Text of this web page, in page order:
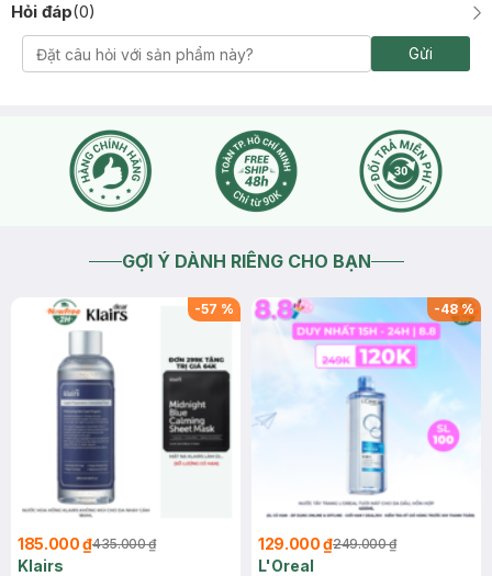
Hỏi đáp(0)
Gửi
GỢI Ý DÀNH RIÊNG CHO BẠN
-57 %
185.000 ₫435.000 ₫
Klairs
-48%
129.000 ₫249.000 ₫
L'Oreal